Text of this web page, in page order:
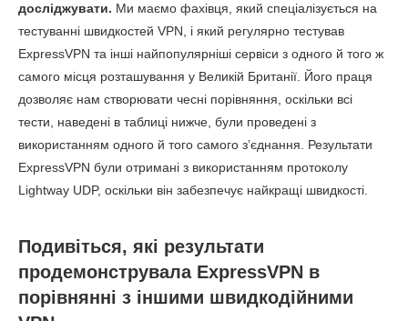
досліджувати. Ми маємо фахівця, який спеціалізується на
тестуванні швидкостей VPN, і який регулярно тестував
ExpressVPN та інші найпопулярніші сервіси з одного й того ж
самого місця розташування у Великій Британії. Його праця
дозволяє нам створювати чесні порівняння, оскільки всі
тести, наведені в таблиці нижче, були проведені з
використанням одного й того самого з’єднання. Результати
ExpressVPN були отримані з використанням протоколу
Lightway UDP, оскільки він забезпечує найкращі швидкості.
Подивіться, які результати
продемонструвала ExpressVPN в
порівнянні з іншими швидкодійними